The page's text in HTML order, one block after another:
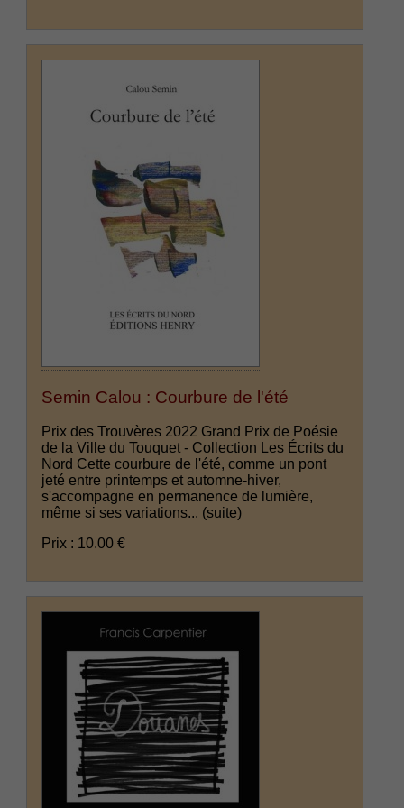
Semin Calou : Courbure de l'été
Prix des Trouvères 2022 Grand Prix de Poésie
de la Ville du Touquet - Collection Les Écrits du
Nord Cette courbure de l'été, comme un pont
jeté entre printemps et automne-hiver,
s'accompagne en permanence de lumière,
même si ses variations... (suite)
Prix : 10.00 €